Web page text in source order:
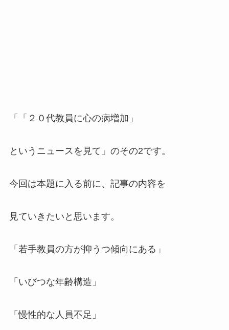
「「２０代教員に心の病増加」
というニュースを見て」のその2です。
今回は本題に入る前に、記事の内容を
見ていきたいと思います。
「若手教員の方が抑うつ傾向にある」
「いびつな年齢構造」
「慢性的な人員不足」